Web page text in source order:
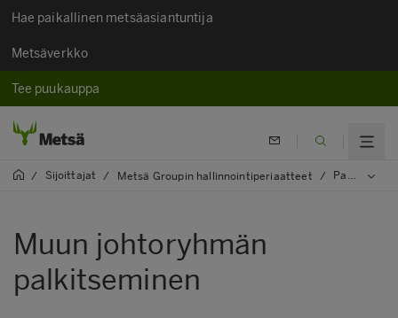
Hae paikallinen metsäasiantuntija
Metsäverkko
Tee puukauppa
/ Sijoittajat / Metsä Groupin hallinnointiperiaatteet / Palkitseminen
Muun johtoryhmän
palkitseminen